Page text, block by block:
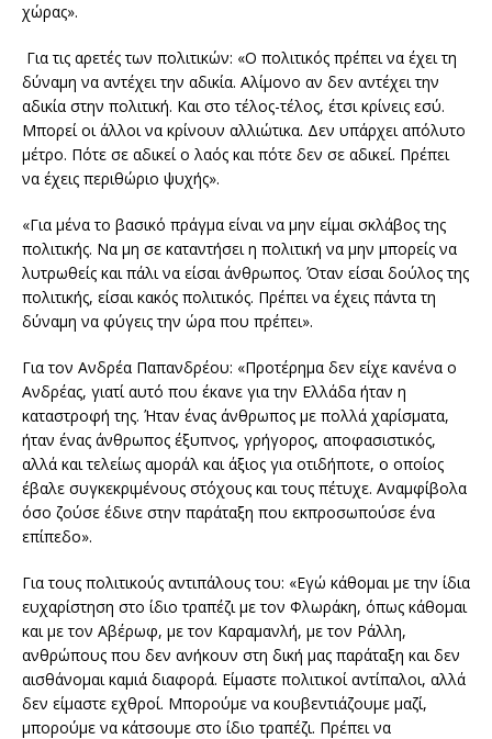
χώρας».
Για τις αρετές των πολιτικών: «Ο πολιτικός πρέπει να έχει τη
δύναμη να αντέχει την αδικία. Αλίμονο αν δεν αντέχει την
αδικία στην πολιτική. Και στο τέλος-τέλος, έτσι κρίνεις εσύ.
Μπορεί οι άλλοι να κρίνουν αλλιώτικα. Δεν υπάρχει απόλυτο
μέτρο. Πότε σε αδικεί ο λαός και πότε δεν σε αδικεί. Πρέπει
να έχεις περιθώριο ψυχής».
«Για μένα το βασικό πράγμα είναι να μην είμαι σκλάβος της
πολιτικής. Να μη σε καταντήσει η πολιτική να μην μπορείς να
λυτρωθείς και πάλι να είσαι άνθρωπος. Όταν είσαι δούλος της
πολιτικής, είσαι κακός πολιτικός. Πρέπει να έχεις πάντα τη
δύναμη να φύγεις την ώρα που πρέπει».
Για τον Ανδρέα Παπανδρέου: «Προτέρημα δεν είχε κανένα ο
Ανδρέας, γιατί αυτό που έκανε για την Ελλάδα ήταν η
καταστροφή της. Ήταν ένας άνθρωπος με πολλά χαρίσματα,
ήταν ένας άνθρωπος έξυπνος, γρήγορος, αποφασιστικός,
αλλά και τελείως αμοράλ και άξιος για οτιδήποτε, ο οποίος
έβαλε συγκεκριμένους στόχους και τους πέτυχε. Αναμφίβολα
όσο ζούσε έδινε στην παράταξη που εκπροσωπούσε ένα
επίπεδο».
Για τους πολιτικούς αντιπάλους του: «Εγώ κάθομαι με την ίδια
ευχαρίστηση στο ίδιο τραπέζι με τον Φλωράκη, όπως κάθομαι
και με τον Αβέρωφ, με τον Καραμανλή, με τον Ράλλη,
ανθρώπους που δεν ανήκουν στη δική μας παράταξη και δεν
αισθάνομαι καμιά διαφορά. Είμαστε πολιτικοί αντίπαλοι, αλλά
δεν είμαστε εχθροί. Μπορούμε να κουβεντιάζουμε μαζί,
μπορούμε να κάτσουμε στο ίδιο τραπέζι. Πρέπει να